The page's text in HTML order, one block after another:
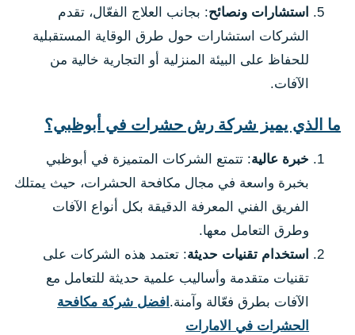
استشارات ونصائح: بجانب العلاج الفعّال، تقدم
الشركات استشارات حول طرق الوقاية المستقبلية
للحفاظ على البيئة المنزلية أو التجارية خالية من
الآفات.
ما الذي يميز شركة رش حشرات في أبوظبي؟
خبرة عالية: تتمتع الشركات المتميزة في أبوظبي
بخبرة واسعة في مجال مكافحة الحشرات، حيث يمتلك
الفريق الفني المعرفة الدقيقة بكل أنواع الآفات
وطرق التعامل معها.
استخدام تقنيات حديثة: تعتمد هذه الشركات على
تقنيات متقدمة وأساليب علمية حديثة للتعامل مع
الآفات بطرق فعّالة وآمنة. افضل شركة مكافحة
الحشرات في الامارات